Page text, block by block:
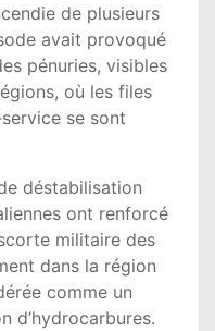
de plusieurs
avait provoqué
pénuries, visibles
où les files
se sont
déstabilisation
ont renforcé
militaire des
dans la région
comme un
d’hydrocarbures.